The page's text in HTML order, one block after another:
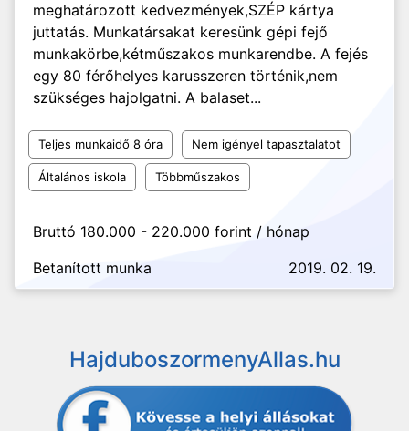
meghatározott kedvezmények,SZÉP kártya
juttatás. Munkatársakat keresünk gépi fejő
munkakörbe,kétműszakos munkarendbe. A fejés
egy 80 férőhelyes karusszeren történik,nem
szükséges hajolgatni. A balaset...
Teljes munkaidő 8 óra Nem igényel tapasztalatot
Általános iskola Többműszakos
Bruttó 180.000 - 220.000 forint / hónap
Betanított munka
2019. 02. 19.
HajduboszormenyAllas.hu